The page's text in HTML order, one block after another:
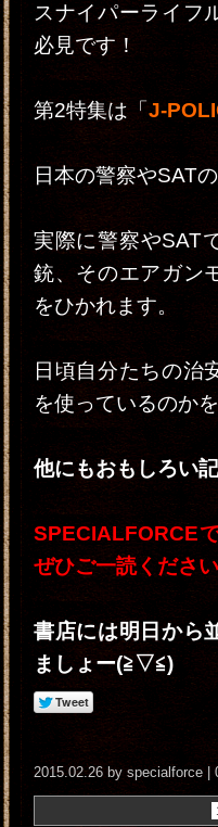
スナイパーライフ
必見です！
第2特集は「 J-
日本の警察やSAT
実際に警察やSAT
銃、そのエアガン
をひかれます。
日頃自分たちの治
を使っているのか
他にもおもしろい
SPECIALFORCE
ぜひご一読ください
書店には明日から
ましょー(≧▽≦)
2015.02.26 by specialforce |